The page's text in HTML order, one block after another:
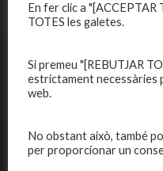
Història
Organització
Política de privadesa
En fer clic a "[ACCEPTAR
TOTES les galetes.
Si premeu "[REBUTJAR
estrictament necessàries
web.
No obstant això, també
per proporcionar un